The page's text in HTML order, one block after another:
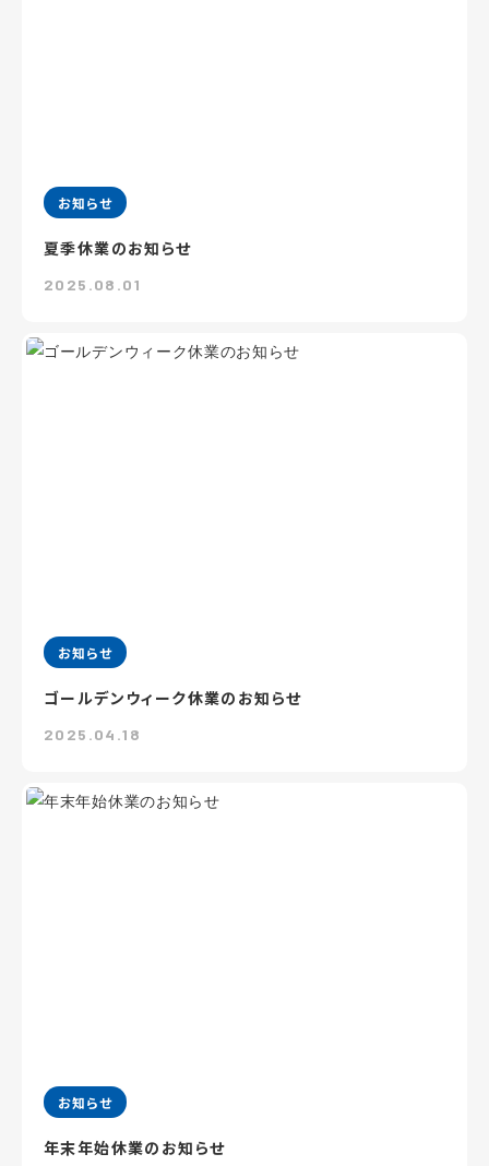
お知らせ
夏季休業のお知らせ
2025.08.01
お知らせ
ゴールデンウィーク休業のお知らせ
2025.04.18
お知らせ
年末年始休業のお知らせ